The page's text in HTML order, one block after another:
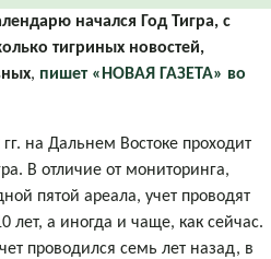
начался Год Тигра, с
тигриных новостей,
, пишет «НОВАЯ ГАЗЕТА» во
на Дальнем Востоке проходит
В отличие от мониторинга,
пятой ареала, учет проводят
лет, а иногда и чаще, как сейчас.
проводился семь лет назад, в